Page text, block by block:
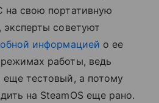
на свою портативную
советуют
информацией о ее
работы, ведь
еще тестовый, а потому
на SteamOS еще рано.